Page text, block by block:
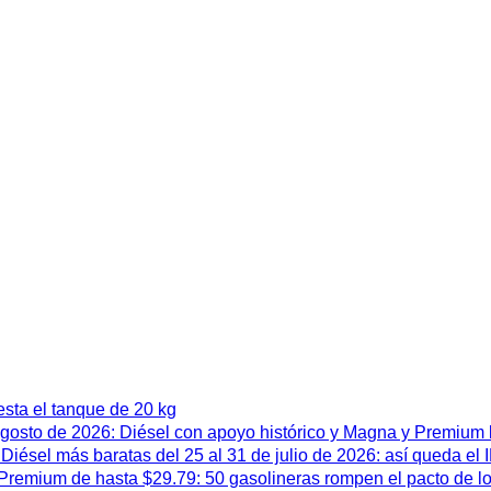
el tanque de 20 kg
de 2026: Diésel con apoyo histórico y Magna y Premium
más baratas del 25 al 31 de julio de 2026: así queda el
de hasta $29.79: 50 gasolineras rompen el pacto de